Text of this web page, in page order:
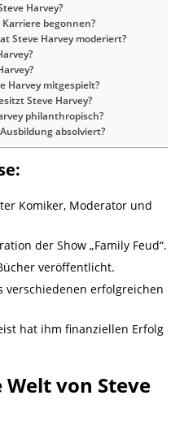
Harvey?
Karriere begonnen?
Steve Harvey moderiert?
Harvey mitgespielt?
Steve Harvey?
philanthropisch?
absolviert?
Komiker, Moderator und
der Show „Family Feud“.
veröffentlicht.
verschiedenen erfolgreichen
hat ihm finanziellen Erfolg
von Steve